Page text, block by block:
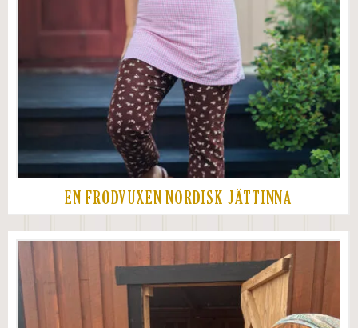
EN FRODVUXEN NORDISK JÄTTINNA